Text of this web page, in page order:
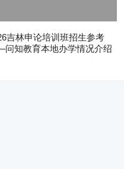
吉林申论培训班招生参考
知教育本地办学情况介绍